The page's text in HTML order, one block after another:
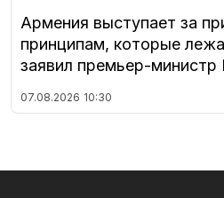
Армения выступает за
принципам, которые
заявил премьер-
07.08.2026 10:30